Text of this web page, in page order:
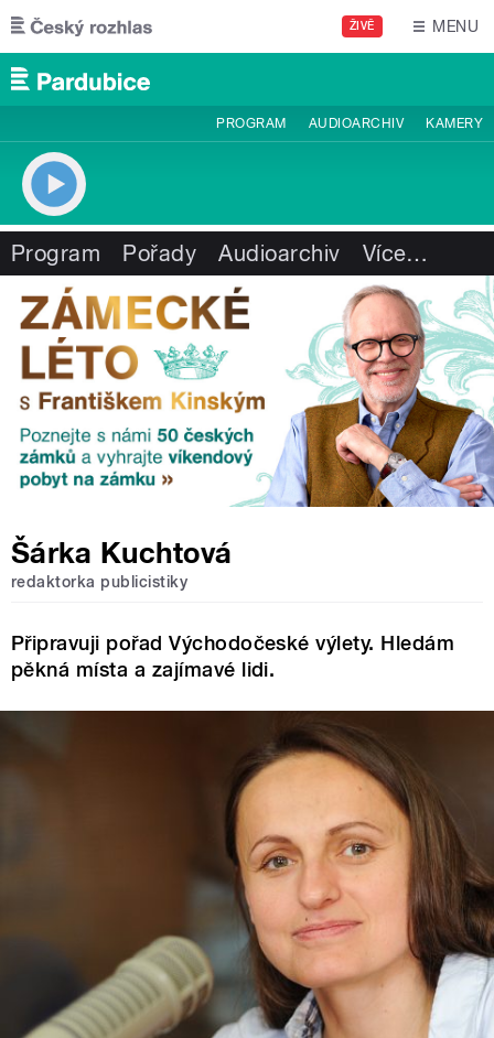
Přejít k hlavnímu obsahu
ŽIVĚ MENU
PROGRAM AUDIOARCHIV KAMERY
Program Pořady Audioarchiv Více…
Šárka Kuchtová
redaktorka publicistiky
Připravuji pořad Východočeské výlety. Hledám
pěkná místa a zajímavé lidi.